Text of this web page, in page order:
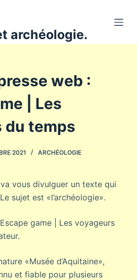
archéologie.
web :
| Les
du temps
2021 ARCHÉOLOGIE
vous divulguer un texte qui
sujet est «l’archéologie».
game | Les voyageurs
«Musée d’Aquitaine»,
et fiable pour plusieurs